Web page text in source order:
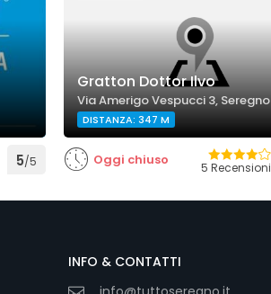
5/5
Gratton Dottor Ilvo
Via Amerigo Vespucci 3, Seregno
DISTANZA: 347 M
Oggi chiuso 5 Recensioni
INFO & CONTATTI